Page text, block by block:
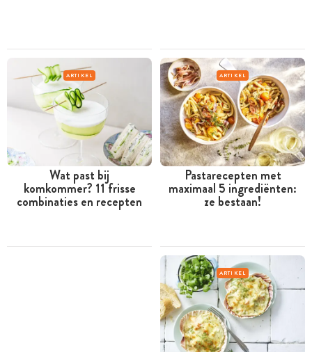
ARTIKEL
Wat past bij
komkommer? 11 frisse
combinaties en recepten
ARTIKEL
Pastarecepten met
maximaal 5 ingrediënten:
ze bestaan!
ARTIKEL